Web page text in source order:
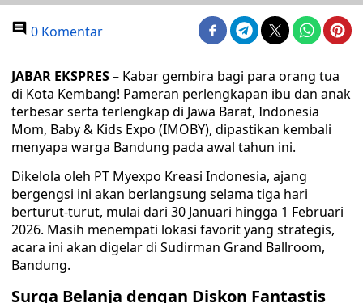
0 Komentar
JABAR EKSPRES – Kabar gembira bagi para orang tua
di Kota Kembang! Pameran perlengkapan ibu dan anak
terbesar serta terlengkap di Jawa Barat, Indonesia
Mom, Baby & Kids Expo (IMOBY), dipastikan kembali
menyapa warga Bandung pada awal tahun ini.
Dikelola oleh PT Myexpo Kreasi Indonesia, ajang
bergengsi ini akan berlangsung selama tiga hari
berturut-turut, mulai dari 30 Januari hingga 1 Februari
2026. Masih menempati lokasi favorit yang strategis,
acara ini akan digelar di Sudirman Grand Ballroom,
Bandung.
Surga Belanja dengan Diskon Fantastis